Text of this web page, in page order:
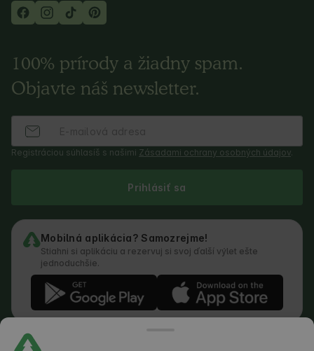
100% prírody a žiadny spam.
Objavte náš newsletter.
Registráciou súhlasíš s našimi Zásadami ochrany osobných údajov.
Prihlásiť sa
Mobilná aplikácia? Samozrejme!
Stiahni si aplikáciu a rezervuj si svoj ďalší výlet ešte
jednoduchšie.